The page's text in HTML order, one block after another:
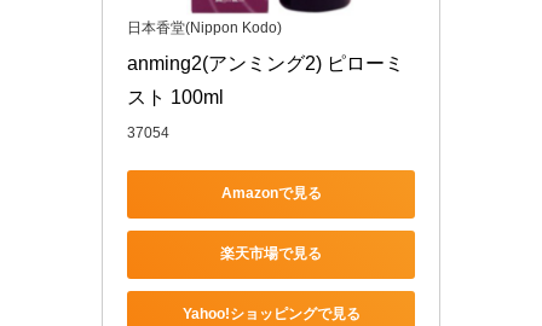
日本香堂(Nippon Kodo)
anming2(アンミング2) ピローミ
スト 100ml
37054
Amazonで見る
楽天市場で見る
Yahoo!ショッピングで見る